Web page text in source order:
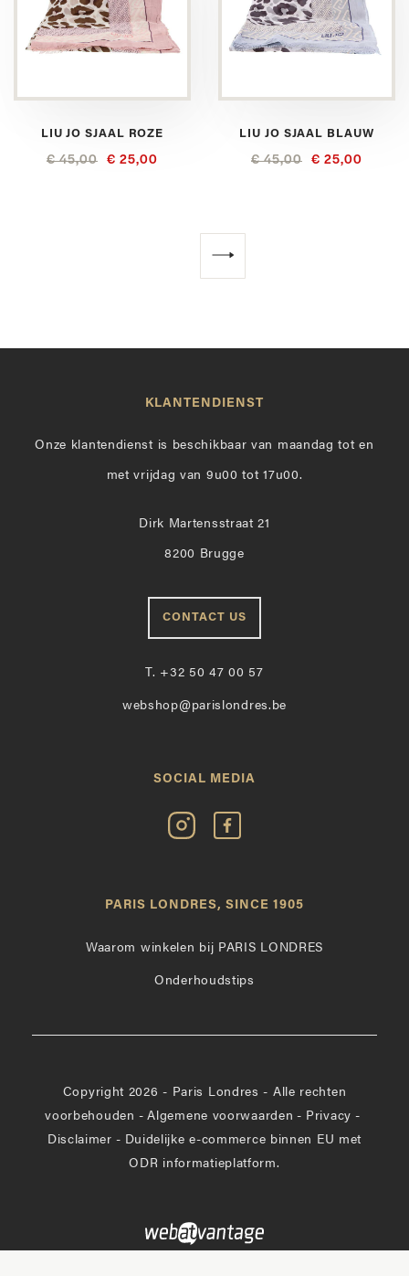
LIU JO SJAAL ROZE
€ 45,00 € 25,00
LIU JO SJAAL BLAUW
€ 45,00 € 25,00
KLANTENDIENST
Onze klantendienst is beschikbaar van maandag tot en
met vrijdag van 9u00 tot 17u00.
Dirk Martensstraat 21
8200 Brugge
CONTACT US
T. +32 50 47 00 57
webshop@parislondres.be
SOCIAL MEDIA
Volg
Paris
Instagram
Vind
op
PARIS LONDRES, SINCE 1905
Waarom winkelen bij PARIS LONDRES
Onderhoudstips
Copyright 2026 - Paris Londres - Alle rechten
voorbehouden - Algemene voorwaarden - Privacy -
Disclaimer - Duidelijke e-commerce binnen EU met
ODR informatieplatform.